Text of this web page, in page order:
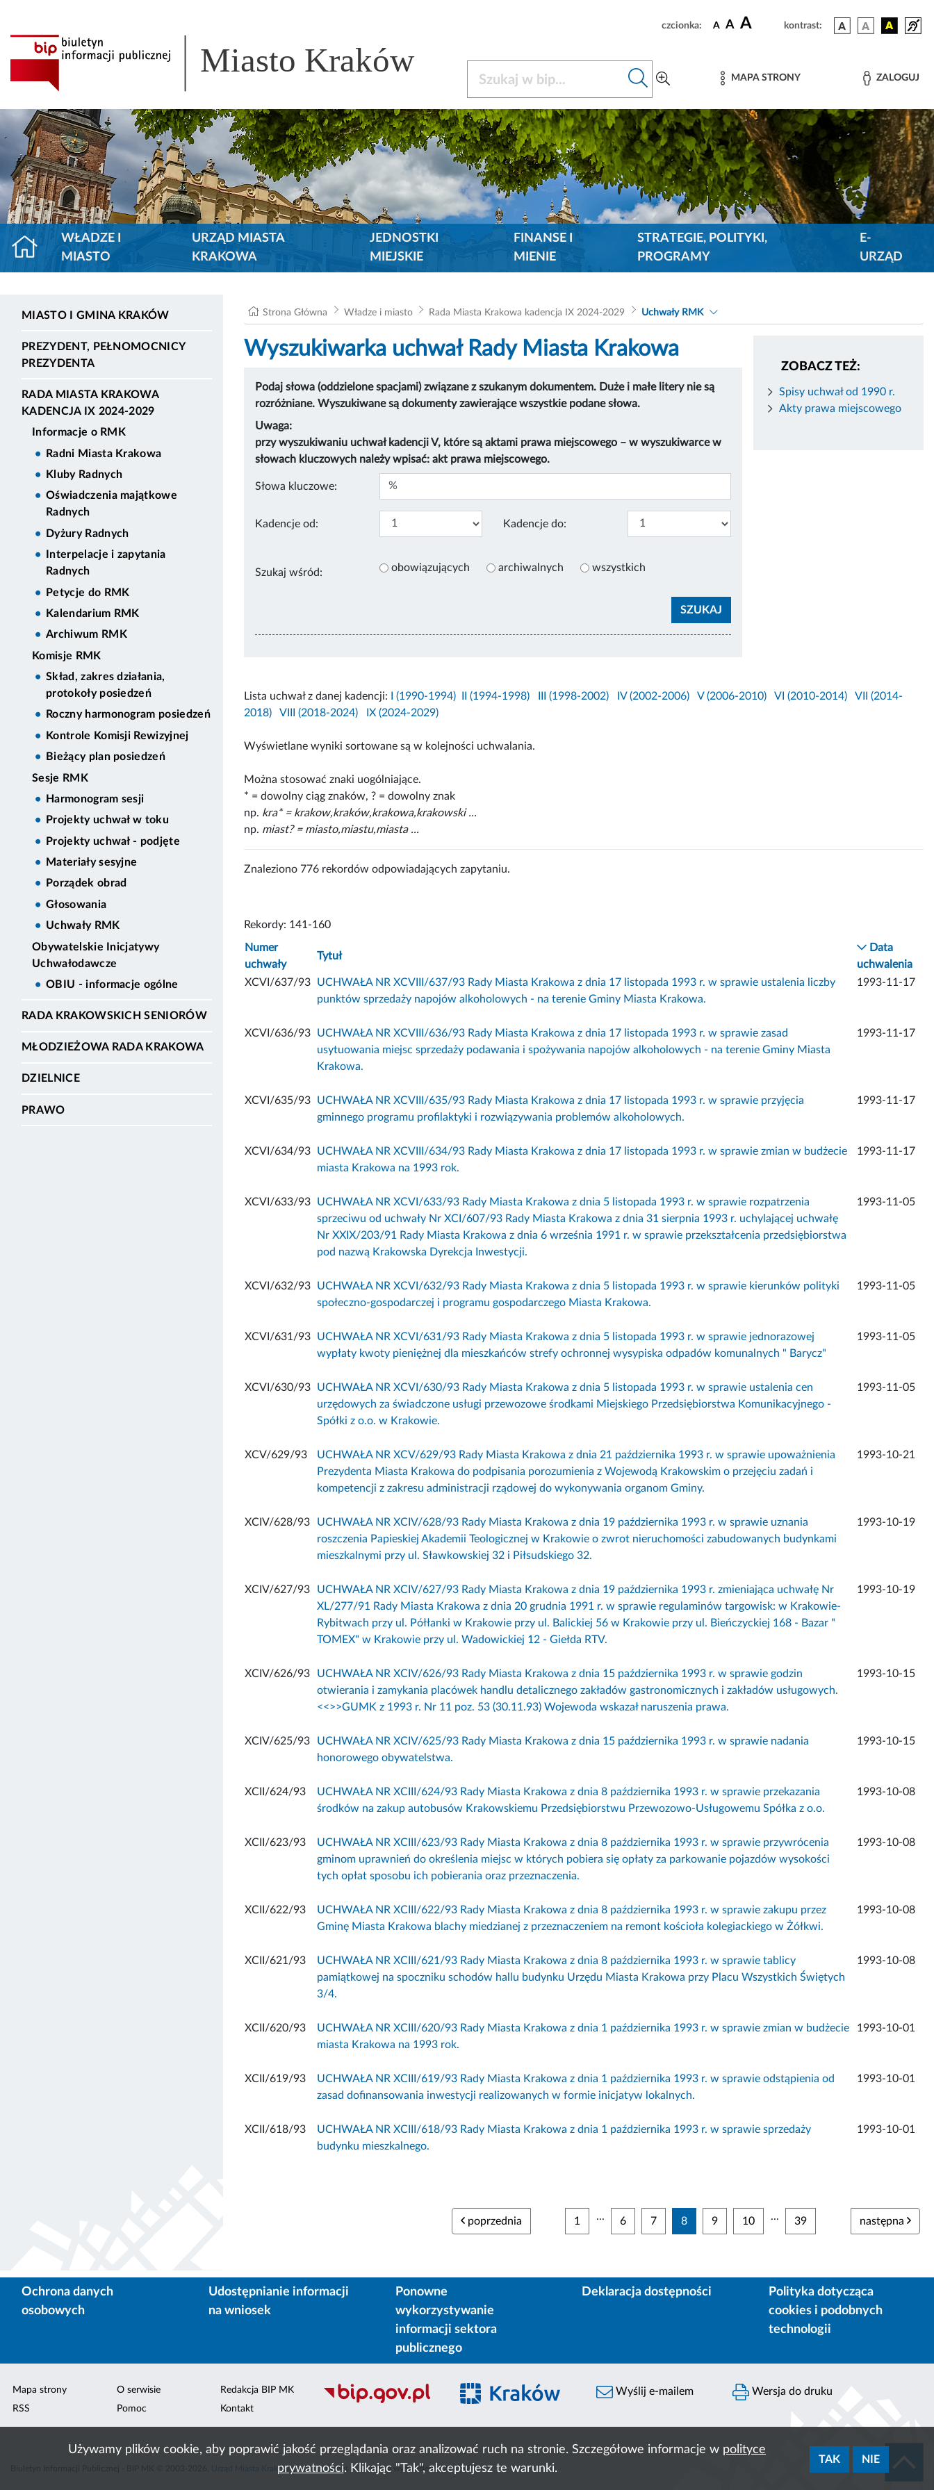
Używamy plików cookie, aby poprawić jakość przeglądania oraz analizować ruch na stronie. Szczegółowe informacje w polityce
prywatności. Klikając "Tak", akceptujesz te warunki.
TAK NIE
czcionka: A A A kontrast:
Miasto Kraków MAPA STRONY ZALOGUJ
WŁADZE I
MIASTO
URZĄD MIASTA
KRAKOWA
JEDNOSTKI
MIEJSKIE
FINANSE I
MIENIE
STRATEGIE, POLITYKI,
PROGRAMY
E-
URZĄD
MIASTO I GMINA KRAKÓW
PREZYDENT, PEŁNOMOCNICY
PREZYDENTA
RADA MIASTA KRAKOWA
KADENCJA IX 2024-2029
Informacje o RMK
Radni Miasta Krakowa
Kluby Radnych
Oświadczenia majątkowe
Radnych
Dyżury Radnych
Interpelacje i zapytania
Radnych
Petycje do RMK
Kalendarium RMK
Archiwum RMK
Komisje RMK
Skład, zakres działania,
protokoły posiedzeń
Roczny harmonogram posiedzeń
Kontrole Komisji Rewizyjnej
Bieżący plan posiedzeń
Sesje RMK
Harmonogram sesji
Projekty uchwał w toku
Projekty uchwał - podjęte
Materiały sesyjne
Porządek obrad
Głosowania
Uchwały RMK
Obywatelskie Inicjatywy
Uchwałodawcze
OBIU - informacje ogólne
RADA KRAKOWSKICH SENIORÓW
MŁODZIEŻOWA RADA KRAKOWA
DZIELNICE
PRAWO
Strona Główna Władze i miasto Rada Miasta Krakowa kadencja IX 2024-2029 Uchwały RMK
ZOBACZ TEŻ:
Spisy uchwał od 1990 r.
Akty prawa miejscowego
Wyszukiwarka uchwał Rady Miasta Krakowa
Podaj słowa (oddzielone spacjami) związane z szukanym dokumentem. Duże i małe litery nie są
rozróżniane. Wyszukiwane są dokumenty zawierające wszystkie podane słowa.
Uwaga:
przy wyszukiwaniu uchwał kadencji V, które są aktami prawa miejscowego – w wyszukiwarce w
słowach kluczowych należy wpisać: akt prawa miejscowego.
Słowa kluczowe:
Kadencje od: Kadencje do:
Szukaj wśród: obowiązujących archiwalnych wszystkich
Lista uchwał z danej kadencji: I (1990-1994) II (1994-1998) III (1998-2002) IV (2002-2006) V (2006-2010) VI (2010-2014)
VII (2014-
2018)
VIII (2018-2024) IX (2024-2029)
Wyświetlane wyniki sortowane są w kolejności uchwalania.
Można stosować znaki uogólniające.
* = dowolny ciąg znaków, ? = dowolny znak
np. kra* = krakow,kraków,krakowa,krakowski ...
np. miast? = miasto,miastu,miasta ...
Znaleziono 776 rekordów odpowiadających zapytaniu.
Rekordy: 141-160
Numer
uchwały
Tytuł
Data
uchwalenia
XCVI/637/93
UCHWAŁA NR XCVIII/637/93 Rady Miasta Krakowa z dnia 17 listopada 1993 r. w sprawie ustalenia liczby
punktów sprzedaży napojów alkoholowych - na terenie Gminy Miasta Krakowa.
1993-11-17
XCVI/636/93
UCHWAŁA NR XCVIII/636/93 Rady Miasta Krakowa z dnia 17 listopada 1993 r. w sprawie zasad
usytuowania miejsc sprzedaży podawania i spożywania napojów alkoholowych - na terenie Gminy Miasta
Krakowa.
1993-11-17
XCVI/635/93
UCHWAŁA NR XCVIII/635/93 Rady Miasta Krakowa z dnia 17 listopada 1993 r. w sprawie przyjęcia
gminnego programu profilaktyki i rozwiązywania problemów alkoholowych.
1993-11-17
XCVI/634/93
UCHWAŁA NR XCVIII/634/93 Rady Miasta Krakowa z dnia 17 listopada 1993 r. w sprawie zmian w budżecie
miasta Krakowa na 1993 rok.
1993-11-17
XCVI/633/93
UCHWAŁA NR XCVI/633/93 Rady Miasta Krakowa z dnia 5 listopada 1993 r. w sprawie rozpatrzenia
sprzeciwu od uchwały Nr XCI/607/93 Rady Miasta Krakowa z dnia 31 sierpnia 1993 r. uchylającej uchwałę
Nr XXIX/203/91 Rady Miasta Krakowa z dnia 6 września 1991 r. w sprawie przekształcenia przedsiębiorstwa
pod nazwą Krakowska Dyrekcja Inwestycji.
1993-11-05
XCVI/632/93
UCHWAŁA NR XCVI/632/93 Rady Miasta Krakowa z dnia 5 listopada 1993 r. w sprawie kierunków polityki
społeczno-gospodarczej i programu gospodarczego Miasta Krakowa.
1993-11-05
XCVI/631/93
UCHWAŁA NR XCVI/631/93 Rady Miasta Krakowa z dnia 5 listopada 1993 r. w sprawie jednorazowej
wypłaty kwoty pieniężnej dla mieszkańców strefy ochronnej wysypiska odpadów komunalnych " Barycz"
1993-11-05
XCVI/630/93
UCHWAŁA NR XCVI/630/93 Rady Miasta Krakowa z dnia 5 listopada 1993 r. w sprawie ustalenia cen
urzędowych za świadczone usługi przewozowe środkami Miejskiego Przedsiębiorstwa Komunikacyjnego -
Spółki z o.o. w Krakowie.
1993-11-05
XCV/629/93
UCHWAŁA NR XCV/629/93 Rady Miasta Krakowa z dnia 21 października 1993 r. w sprawie upoważnienia
Prezydenta Miasta Krakowa do podpisania porozumienia z Wojewodą Krakowskim o przejęciu zadań i
kompetencji z zakresu administracji rządowej do wykonywania organom Gminy.
1993-10-21
XCIV/628/93
UCHWAŁA NR XCIV/628/93 Rady Miasta Krakowa z dnia 19 października 1993 r. w sprawie uznania
roszczenia Papieskiej Akademii Teologicznej w Krakowie o zwrot nieruchomości zabudowanych budynkami
mieszkalnymi przy ul. Sławkowskiej 32 i Piłsudskiego 32.
1993-10-19
XCIV/627/93
UCHWAŁA NR XCIV/627/93 Rady Miasta Krakowa z dnia 19 października 1993 r. zmieniająca uchwałę Nr
XL/277/91 Rady Miasta Krakowa z dnia 20 grudnia 1991 r. w sprawie regulaminów targowisk: w Krakowie-
Rybitwach przy ul. Półłanki w Krakowie przy ul. Balickiej 56 w Krakowie przy ul. Bieńczyckiej 168 - Bazar "
TOMEX" w Krakowie przy ul. Wadowickiej 12 - Giełda RTV.
1993-10-19
XCIV/626/93
UCHWAŁA NR XCIV/626/93 Rady Miasta Krakowa z dnia 15 października 1993 r. w sprawie godzin
otwierania i zamykania placówek handlu detalicznego zakładów gastronomicznych i zakładów usługowych.
<<>>GUMK z 1993 r. Nr 11 poz. 53 (30.11.93) Wojewoda wskazał naruszenia prawa.
1993-10-15
XCIV/625/93
UCHWAŁA NR XCIV/625/93 Rady Miasta Krakowa z dnia 15 października 1993 r. w sprawie nadania
honorowego obywatelstwa.
1993-10-15
XCII/624/93
UCHWAŁA NR XCIII/624/93 Rady Miasta Krakowa z dnia 8 października 1993 r. w sprawie przekazania
środków na zakup autobusów Krakowskiemu Przedsiębiorstwu Przewozowo-Usługowemu Spółka z o.o.
1993-10-08
XCII/623/93
UCHWAŁA NR XCIII/623/93 Rady Miasta Krakowa z dnia 8 października 1993 r. w sprawie przywrócenia
gminom uprawnień do określenia miejsc w których pobiera się opłaty za parkowanie pojazdów wysokości
tych opłat sposobu ich pobierania oraz przeznaczenia.
1993-10-08
XCII/622/93
UCHWAŁA NR XCIII/622/93 Rady Miasta Krakowa z dnia 8 października 1993 r. w sprawie zakupu przez
Gminę Miasta Krakowa blachy miedzianej z przeznaczeniem na remont kościoła kolegiackiego w Żółkwi.
1993-10-08
XCII/621/93
UCHWAŁA NR XCIII/621/93 Rady Miasta Krakowa z dnia 8 października 1993 r. w sprawie tablicy
pamiątkowej na spoczniku schodów hallu budynku Urzędu Miasta Krakowa przy Placu Wszystkich Świętych
3/4.
1993-10-08
XCII/620/93
UCHWAŁA NR XCIII/620/93 Rady Miasta Krakowa z dnia 1 października 1993 r. w sprawie zmian w budżecie
miasta Krakowa na 1993 rok.
1993-10-01
XCII/619/93
UCHWAŁA NR XCIII/619/93 Rady Miasta Krakowa z dnia 1 października 1993 r. w sprawie odstąpienia od
zasad dofinansowania inwestycji realizowanych w formie inicjatyw lokalnych.
1993-10-01
XCII/618/93
UCHWAŁA NR XCIII/618/93 Rady Miasta Krakowa z dnia 1 października 1993 r. w sprawie sprzedaży
budynku mieszkalnego.
1993-10-01
poprzednia 1 ... 6 7 8 9 10 ... 39 następna
Ochrona danych
osobowych
Udostępnianie informacji
na wniosek
Ponowne
wykorzystywanie
informacji sektora
publicznego
Deklaracja dostępności
Polityka dotycząca
cookies i podobnych
technologii
Mapa strony
RSS
O serwisie
Pomoc
Redakcja BIP MK
Kontakt
Wyślij e-mailem Wersja do druku
Urząd Miasta Krakowa,ACK Cyfronet AGHliczba wyświetleń:22219487